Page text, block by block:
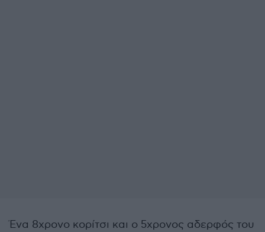
Ένα 8χρονο κορίτσι και ο 5χρονος αδερφός του